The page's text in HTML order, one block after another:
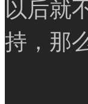
以后就
持，那